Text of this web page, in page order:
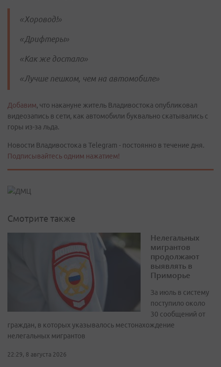
«Хоровод!»
«Дрифтеры»
«Как же достало»
«Лучше пешком, чем на автомобиле»
Добавим, что накануне житель Владивостока опубликовал
видеозапись в сети, как автомобили буквально скатывались с
горы из-за льда.
Новости Владивостока в Telegram - постоянно в течение дня.
Подписывайтесь одним нажатием!
Смотрите также
Нелегальных
мигрантов
продолжают
выявлять в
Приморье
За июль в систему
поступило около
30 сообщений от
граждан, в которых указывалось местонахождение
нелегальных мигрантов
22:29, 8 августа 2026